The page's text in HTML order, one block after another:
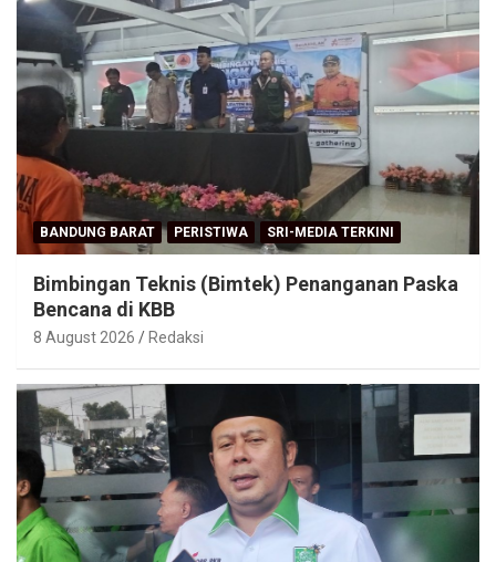
BANDUNG BARAT PERISTIWA SRI-MEDIA TERKINI
Bimbingan Teknis (Bimtek) Penanganan Paska
Bencana di KBB
8 August 2026 Redaksi